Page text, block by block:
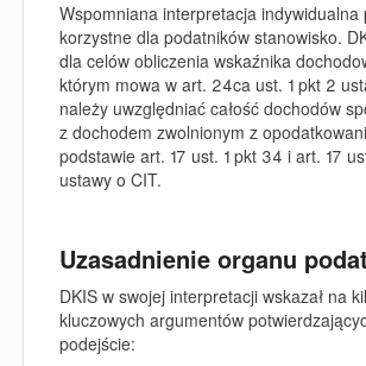
Wspomniana interpretacja indywidualna
korzystne dla podatników stanowisko.
dla celów obliczenia wskaźnika
którym mowa w art. 24ca ust. 1 pkt 2
należy uwzględniać całość dochodów
z dochodem zwolnionym z
podstawie art. 17 ust. 1 pkt 34 i art. 17
ustawy o CIT.
Uzasadnienie organu
DKIS w swojej interpretacji wskazał na
kluczowych argumentów
podejście: